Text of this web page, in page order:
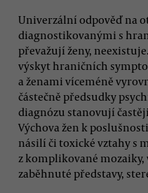
Univerzální odpověď na
diagnostikovanými s
převažují ženy,
výskyt hraničních
a ženami víceméně
částečně předsudky
diagnózu stanovují
Výchova žen k
násilí či toxické vztahy s
z komplikované
zaběhnuté představy,